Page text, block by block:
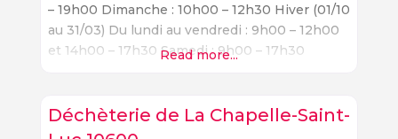
– 19h00 Dimanche : 10h00 – 12h30 Hiver (01/10
au 31/03) Du lundi au vendredi : 9h00 – 12h00
et 14h00 – 17h30 Samedi : 9h00 – 17h30
metropole.fr/habitervivre/gerer-mes-
dechets/decheteries/
Read more...
Déchèterie de La Chapelle-Saint-